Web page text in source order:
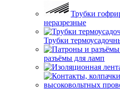
Трубки
неразрезные
Трубки
разъёмы для ламп